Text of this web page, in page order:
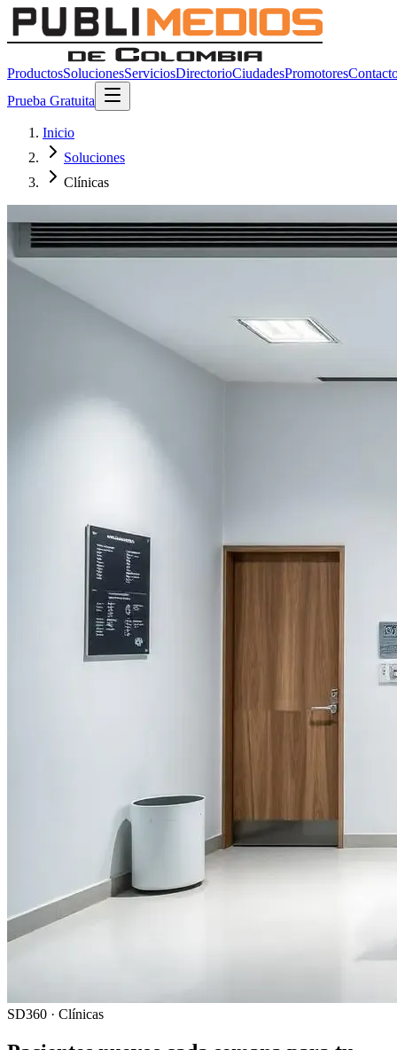
ProductosSolucionesServiciosDirectorioCiudadesPromotores
Prueba Gratuita
Inicio
Soluciones
Clínicas
SD360 · Clínicas